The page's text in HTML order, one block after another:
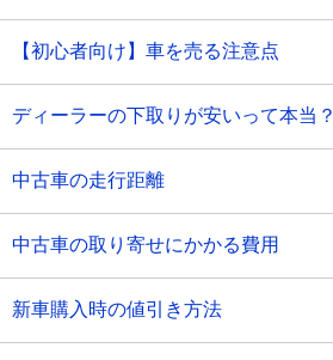
【初心者向け】車を売る注意点
ディーラーの下取りが安いって本当？
中古車の走行距離
中古車の取り寄せにかかる費用
新車購入時の値引き方法